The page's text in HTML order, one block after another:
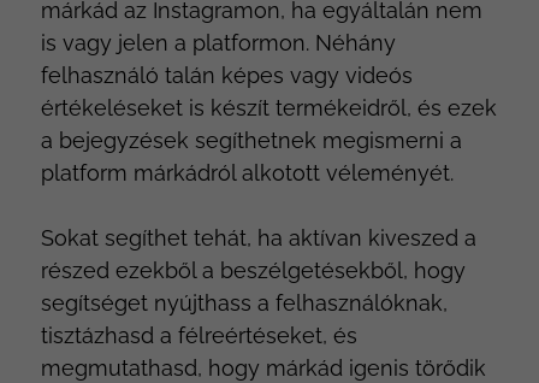
márkád az Instagramon, ha egyáltalán nem
is vagy jelen a platformon. Néhány
felhasználó talán képes vagy videós
értékeléseket is készít termékeidről, és ezek
a bejegyzések segíthetnek megismerni a
platform márkádról alkotott véleményét.
Sokat segíthet tehát, ha aktívan kiveszed a
részed ezekből a beszélgetésekből, hogy
segítséget nyújthass a felhasználóknak,
tisztázhasd a félreértéseket, és
megmutathasd, hogy márkád igenis törődik